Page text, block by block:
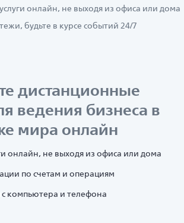
онлайн, не выходя из офиса или дома
будьте в курсе событий 24/7
дистанционные
ведения бизнеса в
мира онлайн
онлайн, не выходя из офиса или дома
по счетам и операциям
с компьютера и телефона